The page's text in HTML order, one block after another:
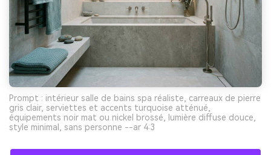
Prompt : intérieur salle de bains spa réaliste, carreaux de pierre
gris clair, serviettes et accents turquoise atténué,
équipements noir mat ou nickel brossé, lumière diffuse douce,
style minimal, sans personne --ar 4:3